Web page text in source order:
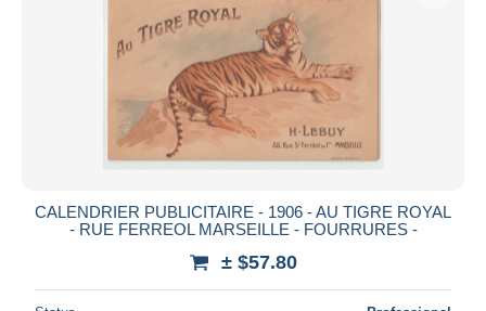
CALENDRIER PUBLICITAIRE - 1906 - AU TIGRE ROYAL
- RUE FERREOL MARSEILLE - FOURRURES -
± $57.80